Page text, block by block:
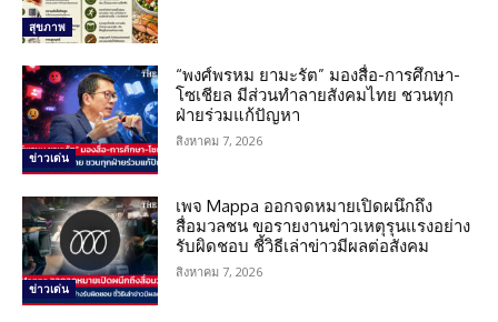
สุขภาพ
ข่าวเด่น
“พงศ์พรหม ยามะรัต” มองสื่อ-การศึกษา-
โซเชียล มีส่วนทำลายสังคมไทย ชวนทุก
ฝ่ายร่วมแก้ปัญหา
สิงหาคม 7, 2026
ข่าวเด่น
เพจ Mappa ออกจดหมายเปิดผนึกถึง
สื่อมวลชน ขอรายงานข่าวเหตุรุนแรงอย่าง
รับผิดชอบ ชี้วิธีเล่าข่าวมีผลต่อสังคม
สิงหาคม 7, 2026